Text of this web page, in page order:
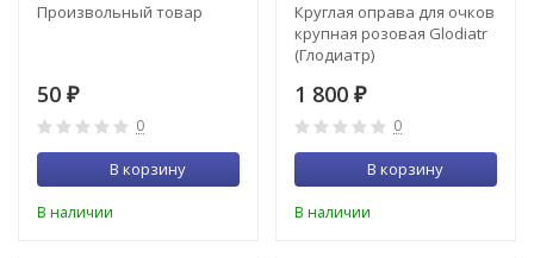
Произвольный товар
50 ₽
0
В корзину
В наличии
Круглая оправа для очков
крупная розовая Glodiatr
(Глодиатр)
1 800 ₽
0
В корзину
В наличии